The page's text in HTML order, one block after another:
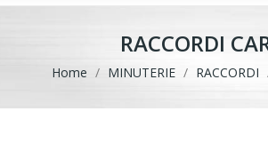
RACCORDI
Home MINUTERIE RACCORDI